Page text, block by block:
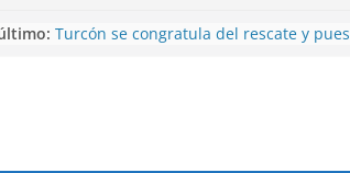
Turcón se congratula del rescate y